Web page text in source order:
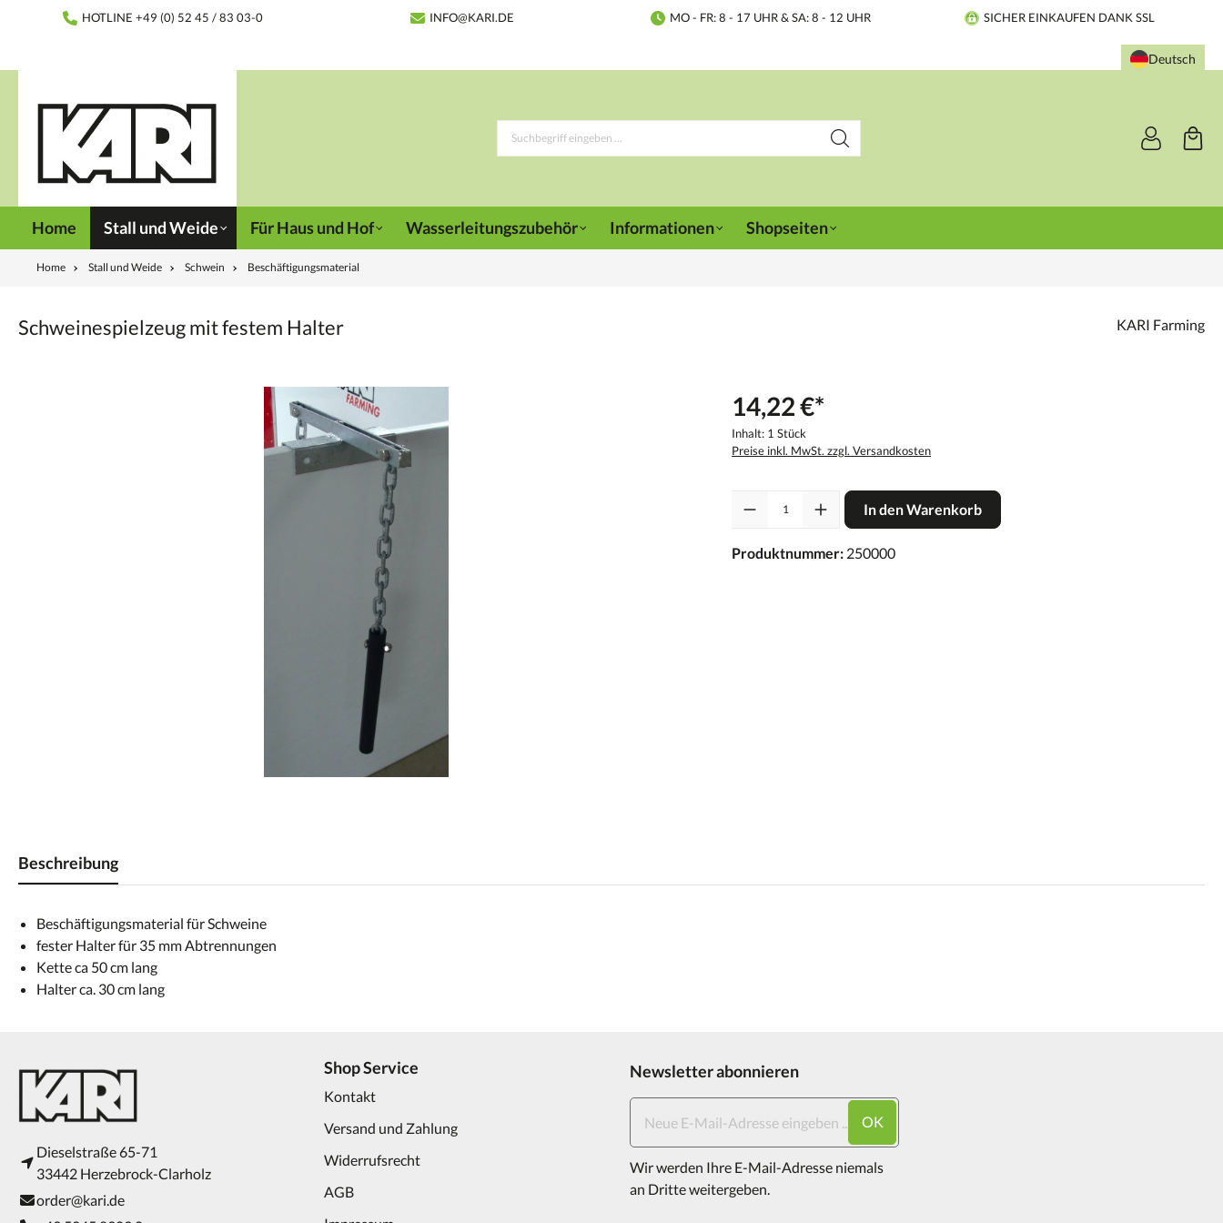
springenHOTLINE +49 (0) 52 45 / 83 03-0 INFO@KARI.DE MO - FR: 8 - 17 UHR & SA: 8 - 12 UHR SICHER EINKAUFEN DANK SSL
Deutsch
Home Stall und Weide Für Haus und Hof Wasserleitungszubehör Informationen Shopseiten
Home Stall und Weide Schwein Beschäftigungsmaterial
Schweinespielzeug mit festem Halter KARI Farming
14,22 €*
Inhalt: 1 Stück
Preise inkl. MwSt. zzgl. Versandkosten
In den Warenkorb
Produktnummer: 250000
Beschreibung
Beschäftigungsmaterial für Schweine
fester Halter für 35 mm Abtrennungen
Kette ca 50 cm lang
Halter ca. 30 cm lang
Dieselstraße 65-71
33442 Herzebrock-Clarholz
order@kari.de
Shop Service
Kontakt
Versand und Zahlung
Widerrufsrecht
AGB
Newsletter abonnieren
OK
Wir werden Ihre E-Mail-Adresse niemals
an Dritte weitergeben.